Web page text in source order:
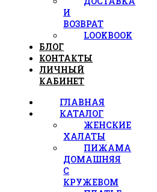
И
ВОЗВРАТ
LOOKBOOK
БЛОГ
КОНТАКТЫ
ЛИЧНЫЙ
КАБИНЕТ
ГЛАВНАЯ
КАТАЛОГ
ЖЕНСКИЕ
ХАЛАТЫ
ПИЖАМА
ДОМАШНЯЯ
С
КРУЖЕВОМ